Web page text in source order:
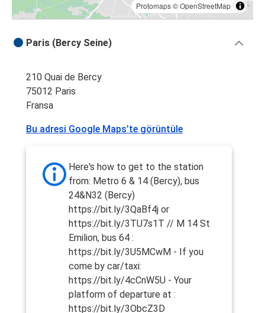
Protomaps©OpenStreetMap
Paris (Bercy Seine)
210 Quai de Bercy
75012 Paris
Fransa
Bu adresi Google Maps’te görüntüle
Here's how to get to the station
from: Metro 6 & 14 (Bercy), bus
24&N32 (Bercy)
https://bit.ly/3QaBf4j or
https://bit.ly/3TU7s1T // M 14 St
Emilion, bus 64 :
https://bit.ly/3U5MCwM - If you
come by car/taxi:
https://bit.ly/4cCnW5U - Your
platform of departure at :
https://bit.ly/3ObcZ3D